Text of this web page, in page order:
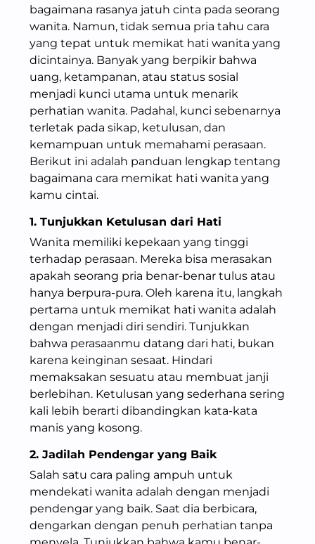
bagaimana rasanya jatuh cinta pada seorang
wanita. Namun, tidak semua pria tahu cara
yang tepat untuk memikat hati wanita yang
dicintainya. Banyak yang berpikir bahwa
uang, ketampanan, atau status sosial
menjadi kunci utama untuk menarik
perhatian wanita. Padahal, kunci sebenarnya
terletak pada sikap, ketulusan, dan
kemampuan untuk memahami perasaan.
Berikut ini adalah panduan lengkap tentang
bagaimana cara memikat hati wanita yang
kamu cintai.
1. Tunjukkan Ketulusan dari Hati
Wanita memiliki kepekaan yang tinggi
terhadap perasaan. Mereka bisa merasakan
apakah seorang pria benar-benar tulus atau
hanya berpura-pura. Oleh karena itu, langkah
pertama untuk memikat hati wanita adalah
dengan menjadi diri sendiri. Tunjukkan
bahwa perasaanmu datang dari hati, bukan
karena keinginan sesaat. Hindari
memaksakan sesuatu atau membuat janji
berlebihan. Ketulusan yang sederhana sering
kali lebih berarti dibandingkan kata-kata
manis yang kosong.
2. Jadilah Pendengar yang Baik
Salah satu cara paling ampuh untuk
mendekati wanita adalah dengan menjadi
pendengar yang baik. Saat dia berbicara,
dengarkan dengan penuh perhatian tanpa